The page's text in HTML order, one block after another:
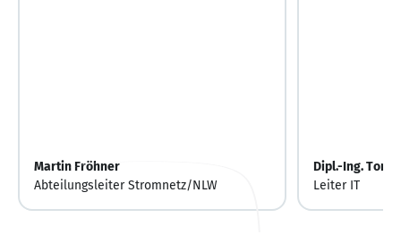
Martin Fröhner
Abteilungsleiter Stromnetz/NLW
Dipl.-Ing.
Leiter IT